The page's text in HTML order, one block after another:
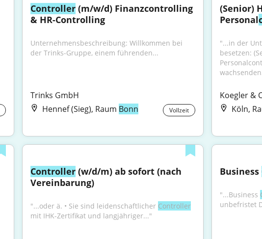
Controller (m/w/d) Finanzcontrolling
& HR-Controlling
Unternehmensbeschreibung: Willkommen bei
der Trinks-Gruppe, einem führenden...
Trinks GmbH
Hennef (Sieg), Raum Bonn Vollzeit
(Senior)
Personal
"...in der
besetzen:
Koegler &
Köln,
Controller (w/d/m) ab sofort (nach
Vereinbarung)
"...oder ä. • Sie sind leidenschaftlicher Controller
mit IHK-Zertifikat und langjähriger..."
Business
"...Business
unbefristet